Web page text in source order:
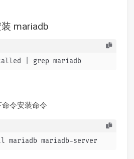
mariadb
| grep mariadb
令安装命令
mariadb mariadb-server